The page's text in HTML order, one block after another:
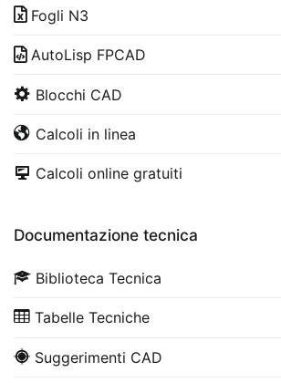
Fogli N3
AutoLisp FPCAD
Blocchi CAD
Calcoli in linea
Calcoli online gratuiti
Documentazione tecnica
Biblioteca Tecnica
Tabelle Tecniche
Suggerimenti CAD